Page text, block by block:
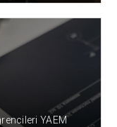
YAEM